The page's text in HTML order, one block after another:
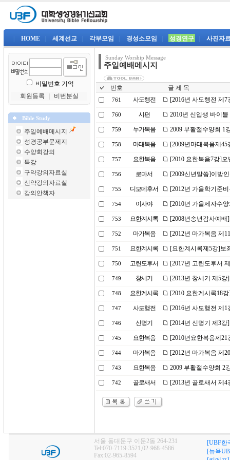
HOME 세계선교 각부모임 경성소모임 성경연구 사진자
비밀번호 기억
회원등록
비번분실
Bible Study
주일예배메시지
성경공부문제지
수양회강의
특강
구약강의자료실
신약강의자료실
강의안책자
Sunday Worship Message
주일예배메시지
번호 글 제 목
761 사도행전 [2016년 사도행전 제
760 시편 2010년 신입생 바이
759 누가복음 2009 부활절수양회 1
758 마태복음 [2009년마태복음제
757 요한복음 [2010 요한복음7강]
756 로마서 [2009신년말씀]이방
755 디모데후서 [2012년 가을학기준
754 이사야 [2010년 가을제자수
753 요한계시록 [2008년송년감사예
752 마가복음 [2012년 마가복음 제
751 요한계시록 [요한계시록제5강]보
750 고린도후서 [2017년 고린도후서
749 창세기 [2013년 창세기 제5
748 요한계시록 [2010 요한계시록18
747 사도행전 [2016년 사도행전 제
746 신명기 [2014년 신명기 제3
745 요한복음 [2010년요한복음제
744 마가복음 [2012년 마가복음 제
743 요한복음 2009 부활절수양회 2
742 골로새서 [2013년 골로새서 제
서울 동대문구 이문2동 264-231
Tel:070-7119-3521,02-968-4586
Fax:02-965-8594
[UBF한
[뉴욕